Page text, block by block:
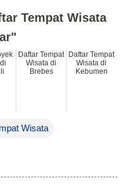
Wisata
Tempat Wisata
Daftar Tempat
Wisata di
Brebes
Daftar Tempat
Wisata di
Kebumen